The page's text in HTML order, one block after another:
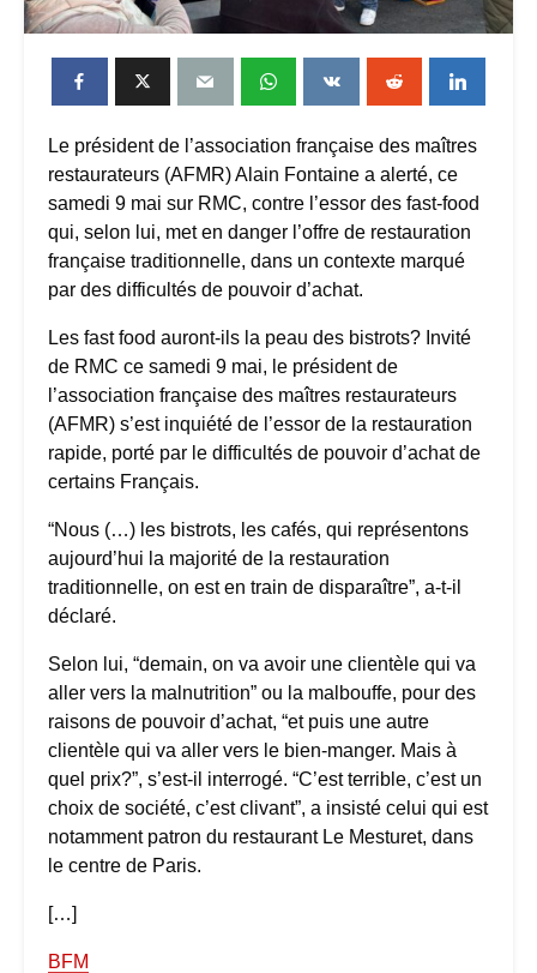
Le président de l’association française des maîtres
restaurateurs (AFMR) Alain Fontaine a alerté, ce
samedi 9 mai sur RMC, contre l’essor des fast-food
qui, selon lui, met en danger l’offre de restauration
française traditionnelle, dans un contexte marqué
par des difficultés de pouvoir d’achat.
Les fast food auront-ils la peau des bistrots? Invité
de RMC ce samedi 9 mai, le président de
l’association française des maîtres restaurateurs
(AFMR) s’est inquiété de l’essor de la restauration
rapide, porté par le difficultés de pouvoir d’achat de
certains Français.
“Nous (…) les bistrots, les cafés, qui représentons
aujourd’hui la majorité de la restauration
traditionnelle, on est en train de disparaître”, a-t-il
déclaré.
Selon lui, “demain, on va avoir une clientèle qui va
aller vers la malnutrition” ou la malbouffe, pour des
raisons de pouvoir d’achat, “et puis une autre
clientèle qui va aller vers le bien-manger. Mais à
quel prix?”, s’est-il interrogé. “C’est terrible, c’est un
choix de société, c’est clivant”, a insisté celui qui est
notamment patron du restaurant Le Mesturet, dans
le centre de Paris.
[…]
BFM